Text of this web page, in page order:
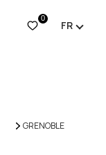
0
FR
GRENOBLE